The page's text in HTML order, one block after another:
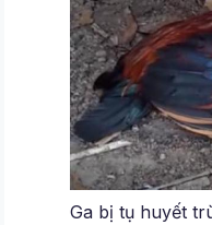
Ga bị tụ huyết